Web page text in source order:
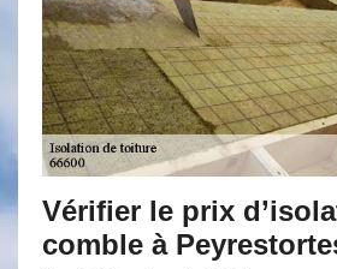
le prix d’isolation de
à Peyrestortes